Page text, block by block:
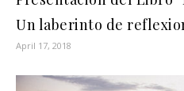
Un laberinto de
April 17, 2018